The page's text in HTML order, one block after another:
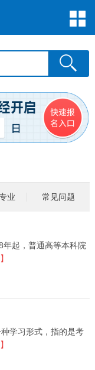
业 常见问题
起，普通高等本科院
学习形式，指的是考